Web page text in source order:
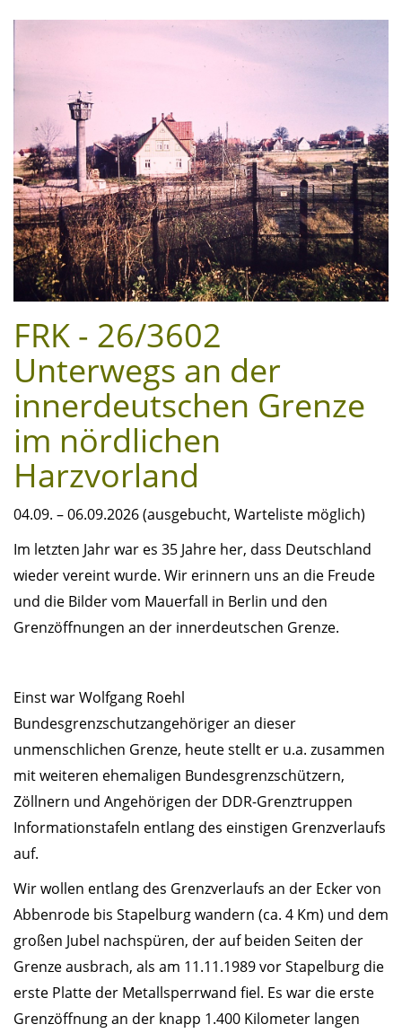
FRK - 26/3602
Unterwegs an der
innerdeutschen Grenze
im nördlichen
Harzvorland
04.09. – 06.09.2026 (ausgebucht, Warteliste möglich)
Im letzten Jahr war es 35 Jahre her, dass Deutschland
wieder vereint wurde. Wir erinnern uns an die Freude
und die Bilder vom Mauerfall in Berlin und den
Grenzöffnungen an der innerdeutschen Grenze.
Einst war Wolfgang Roehl
Bundesgrenzschutzangehöriger an dieser
unmenschlichen Grenze, heute stellt er u.a. zusammen
mit weiteren ehemaligen Bundesgrenzschützern,
Zöllnern und Angehörigen der DDR-Grenztruppen
Informationstafeln entlang des einstigen Grenzverlaufs
auf.
Wir wollen entlang des Grenzverlaufs an der Ecker von
Abbenrode bis Stapelburg wandern (ca. 4 Km) und dem
großen Jubel nachspüren, der auf beiden Seiten der
Grenze ausbrach, als am 11.11.1989 vor Stapelburg die
erste Platte der Metallsperrwand fiel. Es war die erste
Grenzöffnung an der knapp 1.400 Kilometer langen